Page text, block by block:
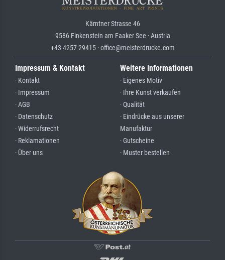
Kärntner Strasse 46
9586 Finkenstein am Faaker See · Austria
+43 4257 29415 · office@meisterdrucke.com
Impressum & Kontakt
· Kontakt
· Impressum
· AGB
· Datenschutz
· Widerrufsrecht
· Reklamationen
· Über uns
Weitere Informationen
· Eigenes Motiv
· Ihre Kunst verkaufen
· Qualität
· Eindrücke aus unserer
Manufaktur
· Gutscheine
· Muster bestellen